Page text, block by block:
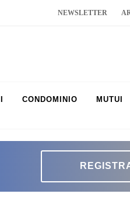
NEWSLETTER
CONDOMINIO MUTUI